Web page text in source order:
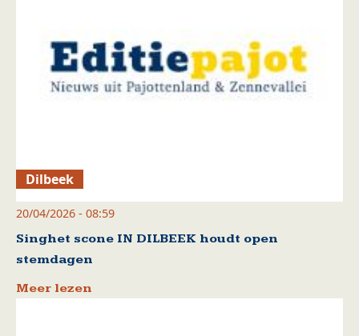
Dilbeek
20/04/2026 - 08:59
Singhet scone IN DILBEEK houdt open
stemdagen
Meer lezen